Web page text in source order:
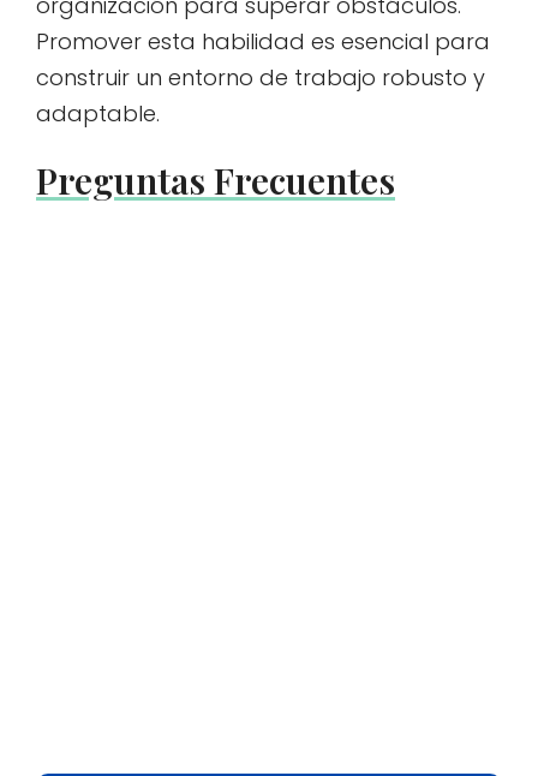
Promover esta habilidad es esencial para
construir un entorno de trabajo robusto y
adaptable.
Preguntas Frecuentes